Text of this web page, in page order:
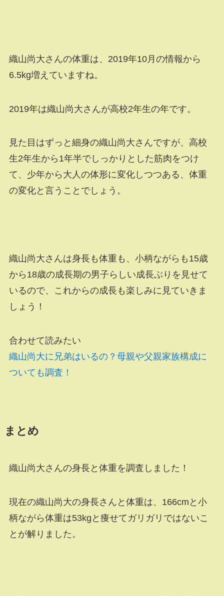
織山尚大さんの体重は、2019年10月の情報から
6.5kg増えていますね。
2019年は織山尚大さんが高校2年生の年です。
見た目はずっと細身の織山尚大さんですが、高校
生2年生から1年半でしっかりとした筋肉をつけ
て、少年から大人の体形に変化しつつある、体重
の変化と言うことでしょう。
織山尚大さんは身長も体重も、小柄ながらも15歳
から18歳の成長期の男子らしい成長ぶりを見せて
いるので、これからの成長も楽しみに見ていきま
しょう！
合わせて読みたい
織山尚大に兄弟はいるの？母親や父親家族構成に
ついても調査！
まとめ
織山尚大さんの身長と体重を調査しました！
現在の織山尚大の身長さんと体重は、166cmと小
柄ながら体重は53kgと痩せてガリガリではないこ
とが解りました。